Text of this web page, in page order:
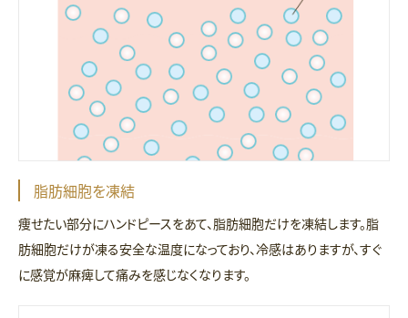
脂肪細胞を凍結
痩せたい部分にハンドピースをあて、脂肪細胞だけを凍結します。脂
肪細胞だけが凍る安全な温度になっており、冷感はありますが、すぐ
に感覚が麻痺して痛みを感じなくなります。